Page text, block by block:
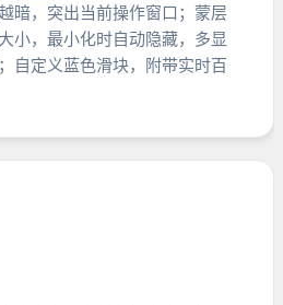
暗，突出当前操作窗口；蒙层
小，最小化时自动隐藏，多显
自定义蓝色滑块，附带实时百